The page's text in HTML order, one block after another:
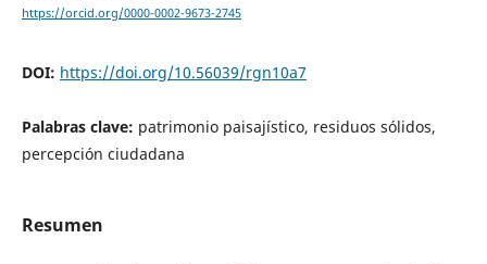
https://orcid.org/0000-0002-9673-2745
DOI: https://doi.org/10.56039/rgn10a7
Palabras clave: patrimonio paisajístico, residuos sólidos,
percepción ciudadana
Resumen